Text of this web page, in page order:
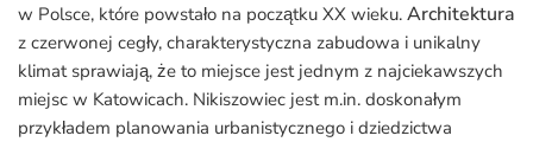
w Polsce, które powstało na początku XX wieku. Architektura
z czerwonej cegły, charakterystyczna zabudowa i unikalny
klimat sprawiają, że to miejsce jest jednym z najciekawszych
miejsc w Katowicach. Nikiszowiec jest m.in. doskonałym
przykładem planowania urbanistycznego i dziedzictwa